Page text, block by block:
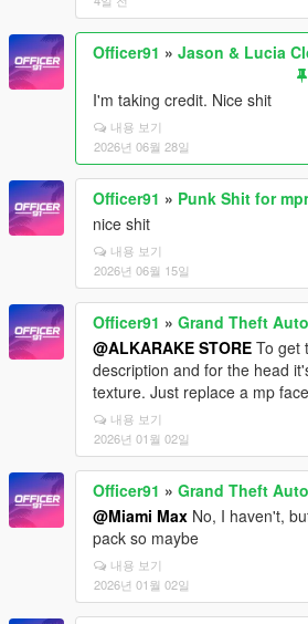
Officer91 » Jason & Lucia
I'm taking credit. Nice shit
내용 보기
2026년 06월 28일
Officer91 » Punk Shit for
nice shit
내용 보기
2026년 06월 15일
Officer91 » Grand Theft
@ALKARAKE STORE To get
description and for the head
texture. Just replace a mp
내용 보기
2026년 01월 02일
Officer91 » Grand Theft
@Miami Max No, I haven't,
pack so maybe
내용 보기
2026년 01월 02일